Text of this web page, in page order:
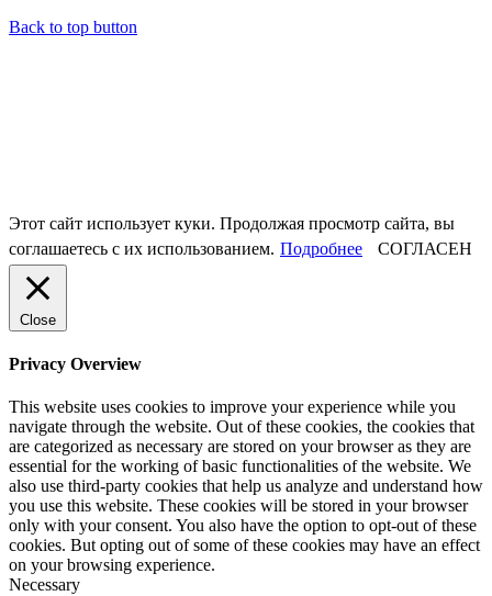
Back to top button
Этот сайт использует куки. Продолжая просмотр сайта, вы
соглашаетесь с их использованием. Подробнее СОГЛАСЕН
Close
Privacy Overview
This website uses cookies to improve your experience while you
navigate through the website. Out of these cookies, the cookies that
are categorized as necessary are stored on your browser as they are
essential for the working of basic functionalities of the website. We
also use third-party cookies that help us analyze and understand how
you use this website. These cookies will be stored in your browser
only with your consent. You also have the option to opt-out of these
cookies. But opting out of some of these cookies may have an effect
on your browsing experience.
Necessary